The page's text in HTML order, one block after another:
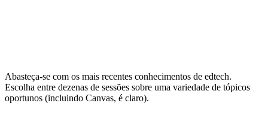
Abasteça-se com os mais recentes conhecimentos de edtech.
Escolha entre dezenas de sessões sobre uma variedade de tópicos
oportunos (incluindo Canvas, é claro).